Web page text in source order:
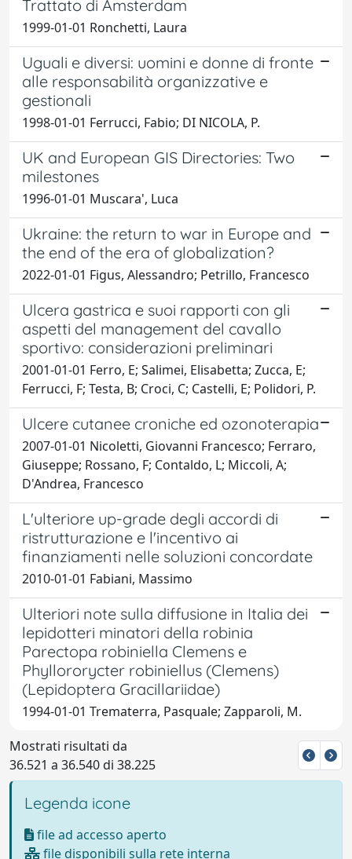
Trattato di Amsterdam
1999-01-01 Ronchetti, Laura
Uguali e diversi: uomini e donne di fronte
alle responsabilità organizzative e
gestionali
1998-01-01 Ferrucci, Fabio; DI NICOLA, P.
UK and European GIS Directories: Two
milestones
1996-01-01 Muscara', Luca
Ukraine: the return to war in Europe and
the end of the era of globalization?
2022-01-01 Figus, Alessandro; Petrillo, Francesco
Ulcera gastrica e suoi rapporti con gli
aspetti del management del cavallo
sportivo: considerazioni preliminari
2001-01-01 Ferro, E; Salimei, Elisabetta; Zucca, E;
Ferrucci, F; Testa, B; Croci, C; Castelli, E; Polidori, P.
Ulcere cutanee croniche ed ozonoterapia
2007-01-01 Nicoletti, Giovanni Francesco; Ferraro,
Giuseppe; Rossano, F; Contaldo, L; Miccoli, A;
D'Andrea, Francesco
L'ulteriore up-grade degli accordi di
ristrutturazione e l'incentivo ai
finanziamenti nelle soluzioni concordate
2010-01-01 Fabiani, Massimo
Ulteriori note sulla diffusione in Italia dei
lepidotteri minatori della robinia
Parectopa robiniella Clemens e
Phyllororycter robiniellus (Clemens)
(Lepidoptera Gracillariidae)
1994-01-01 Trematerra, Pasquale; Zapparoli, M.
Mostrati risultati da
36.521 a 36.540 di 38.225
Legenda icone
file ad accesso aperto
file disponibili sulla rete interna